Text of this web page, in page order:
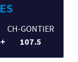
CH-GONTIER
107.5